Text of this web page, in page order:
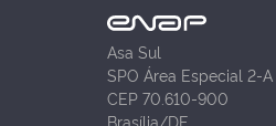
Asa Sul
SPO Área Especial 2-A
CEP 70.610-900
Brasília/DF